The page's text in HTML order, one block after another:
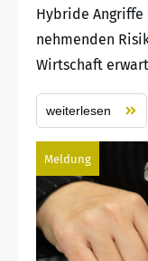
Hybride Angriffe
nehmenden
Wirtschaft
weiterlesen
Meldung